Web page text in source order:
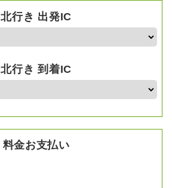
北行き 出発IC
北行き 到着IC
料金お支払い